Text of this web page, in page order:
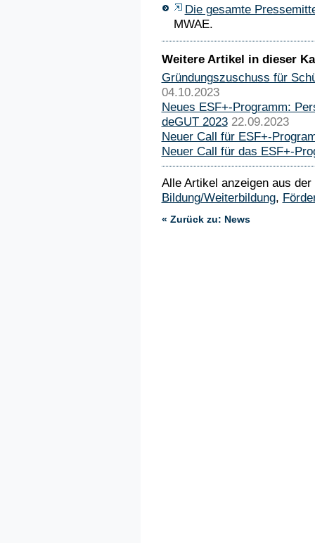
Die gesamte
MWAE.
Weitere Artikel in dieser
Gründungszuschuss für
04.10.2023
Neues ESF+-Programm:
deGUT 2023 22.09.2023
Neuer Call für ESF+-
Neuer Call für das ESF+-
Alle Artikel anzeigen aus
Bildung/Weiterbildung,
« Zurück zu: News